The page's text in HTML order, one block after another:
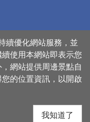
人氣：9842
續優化網站服務，並
使用本網站即表示您
網站提供周邊景點自
的位置資訊，以開啟
我知道了